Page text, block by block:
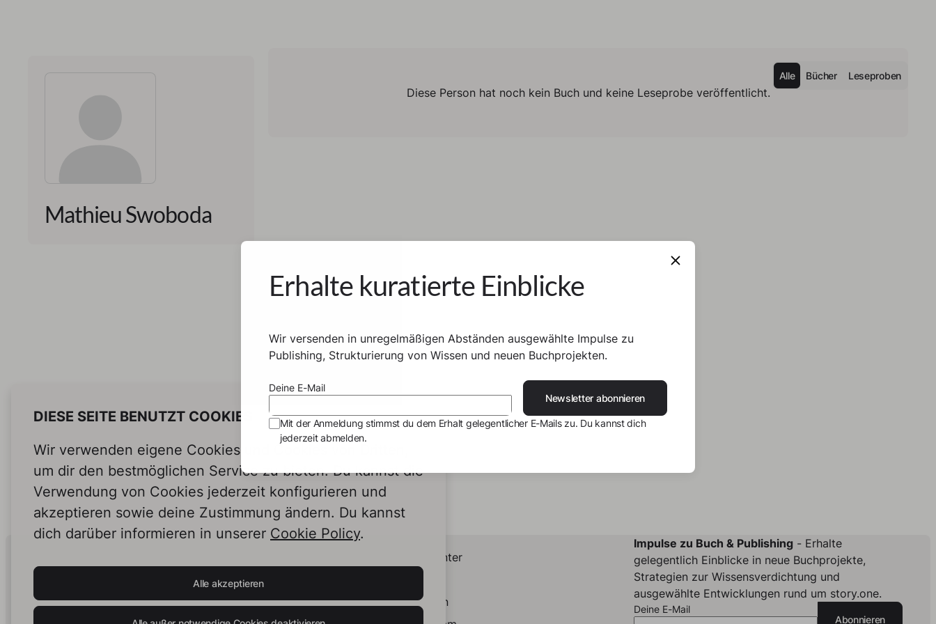
Mathieu Swoboda
Alle Bücher Leseproben
Diese Person hat noch kein Buch und keine Leseprobe veröffentlicht.
DIESE SEITE BENUTZT COOKIES
Wir verwenden eigene Cookies und Cookies von Dritten,
um dir den bestmöglichen Service zu bieten. Du kannst die
Verwendung von Cookies jederzeit konfigurieren und
akzeptieren sowie deine Zustimmung ändern. Du kannst
dich darüber informieren in unserer Cookie Policy.
Alle akzeptieren
Human Intelligence.
In Print.
Impulse zu Buch & Publishing- Erhalte
gelegentlich Einblicke in neue Buchprojekte,
Strategien zur Wissensverdichtung und
ausgewählte Entwicklungen rund um story.one.
Deine E-Mail
Abonnieren
Helpcenter
LinkedIn
Erhalte kuratierte Einblicke
Wir versenden in unregelmäßigen Abständen ausgewählte Impulse zu
Publishing, Strukturierung von Wissen und neuen Buchprojekten.
Deine E-Mail
Newsletter abonnieren
Mit der Anmeldung stimmst du dem Erhalt gelegentlicher E-Mails zu. Du kannst dich
jederzeit abmelden.